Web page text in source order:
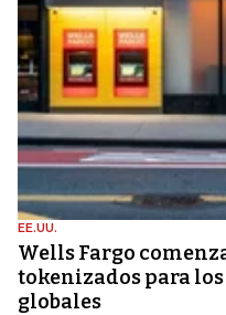
EE.UU.
Wells Fargo
tokenizados para
globales